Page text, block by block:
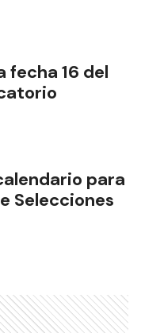
fecha 16 del
para
Selecciones